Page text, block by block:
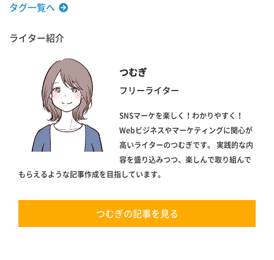
タグ一覧へ
ライター紹介
つむぎ
フリーライター
SNSマーケを楽しく！わかりやすく！
Webビジネスやマーケティングに関心が
高いライターのつむぎです。 実践的な内
容を盛り込みつつ、楽しんで取り組んで
もらえるような記事作成を目指しています。
つむぎの記事を見る